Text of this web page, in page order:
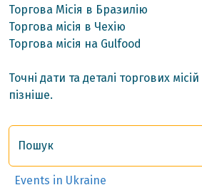
Торгова Місія в Бразилію
Торгова місія в Чехію
Торгова місія на Gulfood
Точні дати та деталі торгових
пізніше.
Пошук
Events in Ukraine